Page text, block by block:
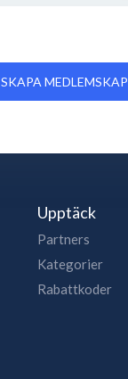
SKAPA MEDLEMSKAP
Upptäck
Partners
Kategorier
Rabattkoder